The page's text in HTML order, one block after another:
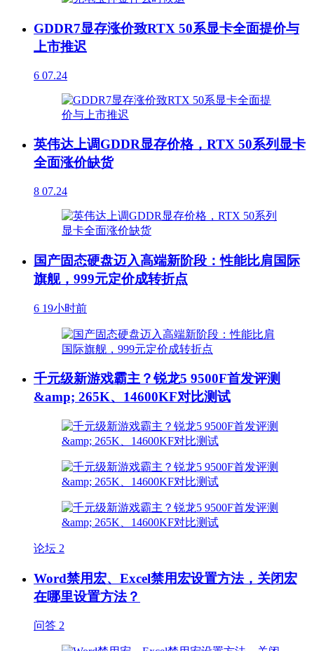
GDDR7显存涨价致RTX 50系显卡全面提价与
上市推迟
6 07.24
英伟达上调GDDR显存价格，RTX 50系列显卡
全面涨价缺货
8 07.24
国产固态硬盘迈入高端新阶段：性能比肩国际
旗舰，999元定价成转折点
6 19小时前
千元级新游戏霸主？锐龙5 9500F首发评测
&amp; 265K、14600KF对比测试
论坛 2
Word禁用宏、Excel禁用宏设置方法，关闭宏
在哪里设置方法？
问答 2